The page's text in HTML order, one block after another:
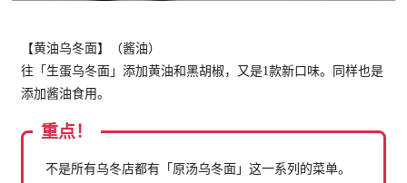
【黄油乌冬面】（酱油）
往「生蛋乌冬面」添加黄油和黑胡椒，又是1款新口味。同样也是
添加酱油食用。
重点！
不是所有乌冬店都有「原汤乌冬面」这一系列的菜单。